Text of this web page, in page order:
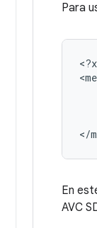
Para
En
AVC